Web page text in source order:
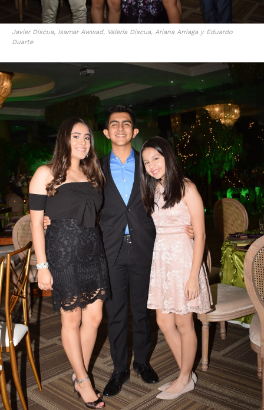
Javier Discua, Isamar Awwad, Valeria Discua, Ariana Arriaga y Eduardo
Duarte